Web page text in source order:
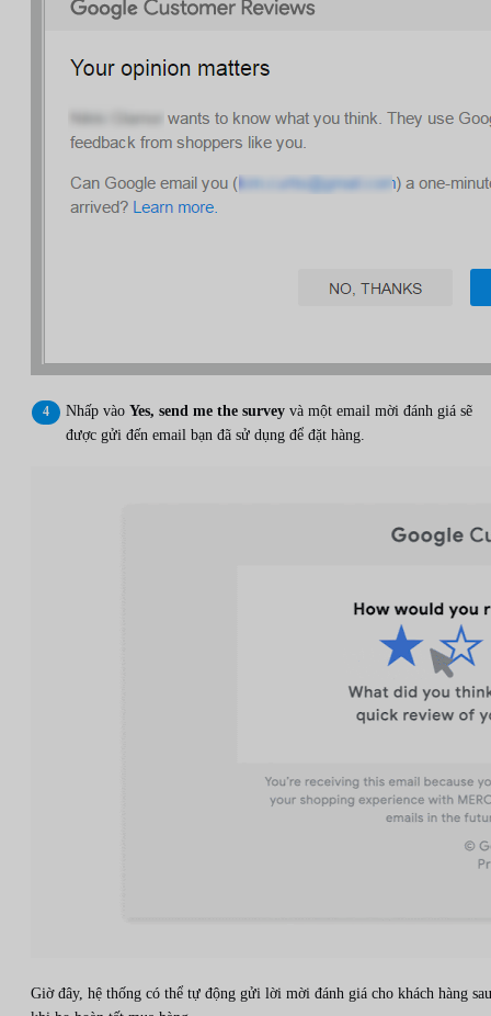
Nhấp vào Yes, send me the survey và một email mời đánh giá sẽ
được gửi đến email bạn đã sử dụng để đặt hàng.
Giờ đây, hệ thống có thể tự động gửi lời mời đánh giá cho khách hàng sau